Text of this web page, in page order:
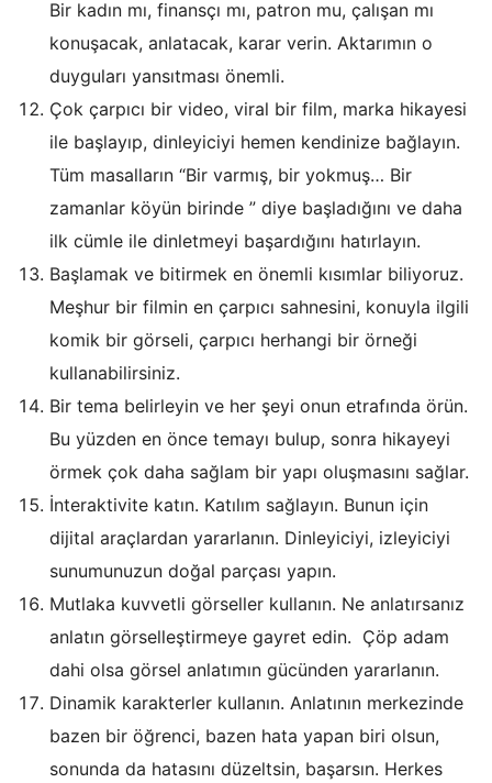
Bir kadın mı, finansçı mı, patron mu, çalışan mı
konuşacak, anlatacak, karar verin. Aktarımın o
duyguları yansıtması önemli.
Çok çarpıcı bir video, viral bir film, marka hikayesi
ile başlayıp, dinleyiciyi hemen kendinize bağlayın.
Tüm masalların “Bir varmış, bir yokmuş… Bir
zamanlar köyün birinde ” diye başladığını ve daha
ilk cümle ile dinletmeyi başardığını hatırlayın.
Başlamak ve bitirmek en önemli kısımlar biliyoruz.
Meşhur bir filmin en çarpıcı sahnesini, konuyla ilgili
komik bir görseli, çarpıcı herhangi bir örneği
kullanabilirsiniz.
Bir tema belirleyin ve her şeyi onun etrafında örün.
Bu yüzden en önce temayı bulup, sonra hikayeyi
örmek çok daha sağlam bir yapı oluşmasını sağlar.
İnteraktivite katın. Katılım sağlayın. Bunun için
dijital araçlardan yararlanın. Dinleyiciyi, izleyiciyi
sunumunuzun doğal parçası yapın.
Mutlaka kuvvetli görseller kullanın. Ne anlatırsanız
anlatın görselleştirmeye gayret edin. Çöp adam
dahi olsa görsel anlatımın gücünden yararlanın.
Dinamik karakterler kullanın. Anlatının merkezinde
bazen bir öğrenci, bazen hata yapan biri olsun,
sonunda da hatasını düzeltsin, başarsın. Herkes